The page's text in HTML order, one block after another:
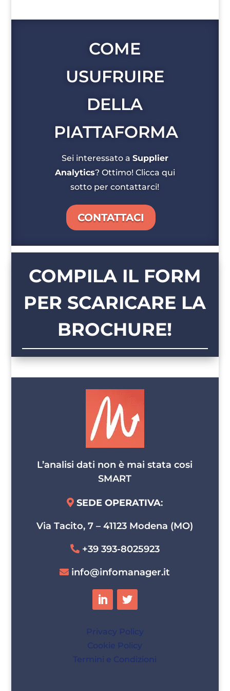
COME
USUFRUIRE
DELLA
PIATTAFORMA
Sei interessato a Supplier
Analytics? Ottimo! Clicca qui
sotto per contattarci!
CONTATTACI
COMPILA IL FORM
PER SCARICARE LA
BROCHURE!
L’analisi dati non è mai stata cosi
SMART
SEDE OPERATIVA:
Via Tacito, 7 – 41123 Modena (MO)
+39 393-8025923
info@infomanager.it
Privacy Policy
Cookie Policy
Termini e Condizioni